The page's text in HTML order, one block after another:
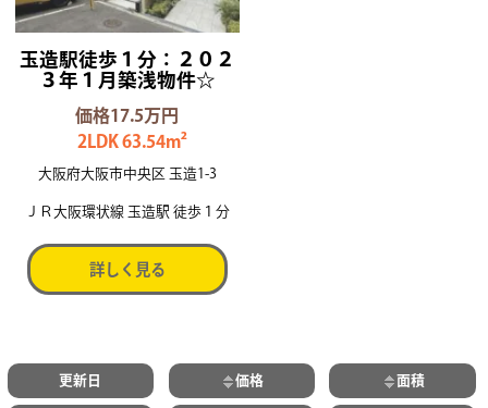
玉造駅徒歩１分：２０２
３年１月築浅物件☆
価格17.5万円
2LDK 63.54m²
大阪府大阪市中央区 玉造1-3
ＪＲ大阪環状線 玉造駅 徒歩１分
詳しく見る
更新日 価格 面積